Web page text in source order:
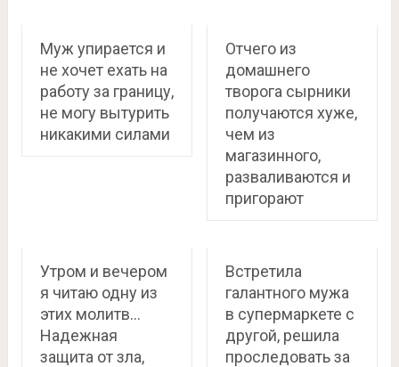
Муж упирается и
не хочет ехать на
работу за границу,
не могу вытурить
никакими силами
Отчего из
домашнего
творога сырники
получаются хуже,
чем из
магазинного,
разваливаются и
пригорают
Утром и вечером
я читаю одну из
этих молитв…
Надежная
защита от зла,
Встретила
галантного мужа
в супермаркете с
другой, решила
проследовать за